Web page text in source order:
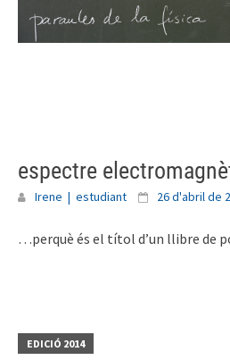
espectre
Irene | estudiant 26 d'abril de
…perquè és el títol d’un llibre de
EDICIÓ 2014